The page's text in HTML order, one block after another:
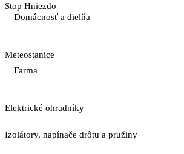
Stop Hniezdo
Domácnosť a dielňa
Meteostanice
Farma
Elektrické ohradníky
Izolátory, napínače drôtu a pružiny